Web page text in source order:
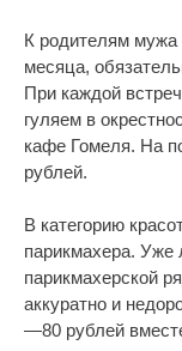
К родителям
месяца,
При каждой
гуляем в
кафе Гомеля. На
рублей.
В категорию
парикмахера. Уже
парикмахерской
аккуратно и
—80 рублей